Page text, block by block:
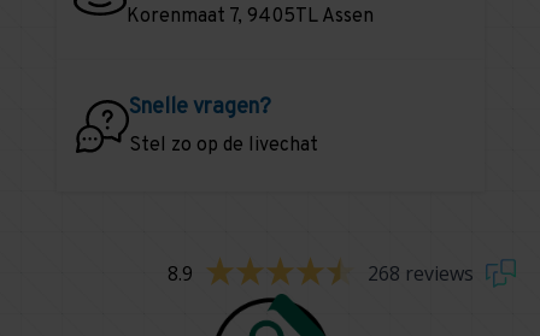
Korenmaat 7, 9405TL Assen
Snelle vragen?
Stel zo op de livechat
8.9 268 reviews